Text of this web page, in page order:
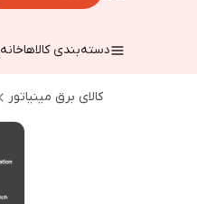
دسته‌بندی کالاهاخانه
کالای برق مینیاتور